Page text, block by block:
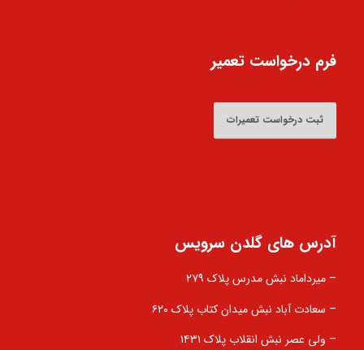
فرم درخواست تعمیر
ثبت درخواست تعمیرات
آدرس های گلدن سرویس
– میرداماد نبش مدرس پلاک ۲۷۹
– سعادت آباد نبش میدان کتاب پلاک ۶۲۰
– ولی عصر نبش انقلاب پلاک ۱۴۳۱